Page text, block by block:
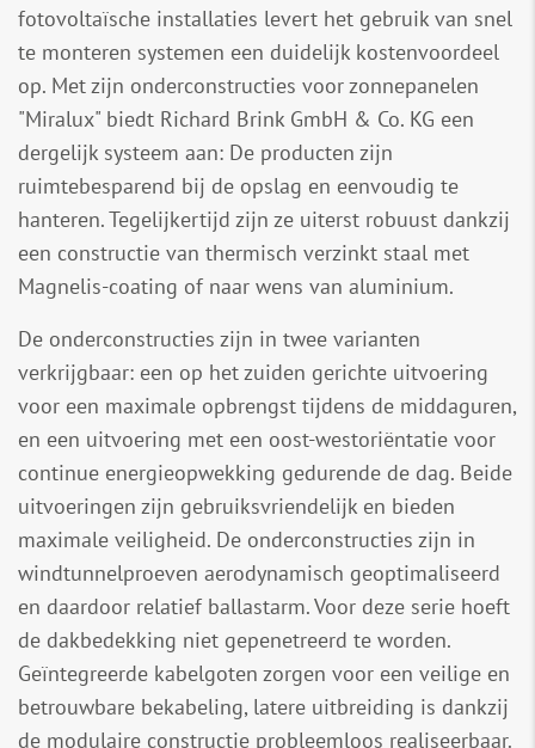
fotovoltaïsche installaties levert het gebruik van snel
te monteren systemen een duidelijk kostenvoordeel
op. Met zijn onderconstructies voor zonnepanelen
"Miralux" biedt Richard Brink GmbH & Co. KG een
dergelijk systeem aan: De producten zijn
ruimtebesparend bij de opslag en eenvoudig te
hanteren. Tegelijkertijd zijn ze uiterst robuust dankzij
een constructie van thermisch verzinkt staal met
Magnelis-coating of naar wens van aluminium.
De onderconstructies zijn in twee varianten
verkrijgbaar: een op het zuiden gerichte uitvoering
voor een maximale opbrengst tijdens de middaguren,
en een uitvoering met een oost-westoriëntatie voor
continue energieopwekking gedurende de dag. Beide
uitvoeringen zijn gebruiksvriendelijk en bieden
maximale veiligheid. De onderconstructies zijn in
windtunnelproeven aerodynamisch geoptimaliseerd
en daardoor relatief ballastarm. Voor deze serie hoeft
de dakbedekking niet gepenetreerd te worden.
Geïntegreerde kabelgoten zorgen voor een veilige en
betrouwbare bekabeling, latere uitbreiding is dankzij
de modulaire constructie probleemloos realiseerbaar.